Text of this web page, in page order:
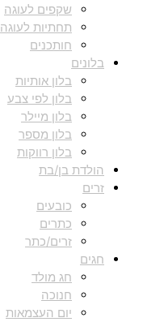
שקפים לעוגה
תחתיות לעוגה
חותכנים
בלונים
בלון אותיות
בלון לפי צבע
בלון מיילר
בלון מספר
בלון רווקות
הולדת בן/בת
זרים
כובעים
כתרים
זרים/כתר
חגים
חג מולד
חנוכה
יום העצמאות